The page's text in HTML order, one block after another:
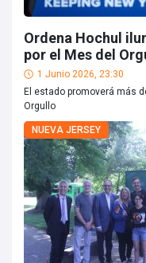
Ordena Hochul
por el Mes del
1 Junio 2026, 23:30
El estado promoverá más
Orgullo
NUEVA JERSEY